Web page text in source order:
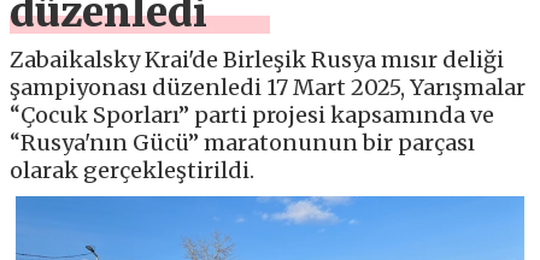
düzenledi
Zabaikalsky Krai'de Birleşik Rusya mısır deliği
şampiyonası düzenledi 17 Mart 2025, Yarışmalar
“Çocuk Sporları” parti projesi kapsamında ve
“Rusya'nın Gücü” maratonunun bir parçası
olarak gerçekleştirildi.